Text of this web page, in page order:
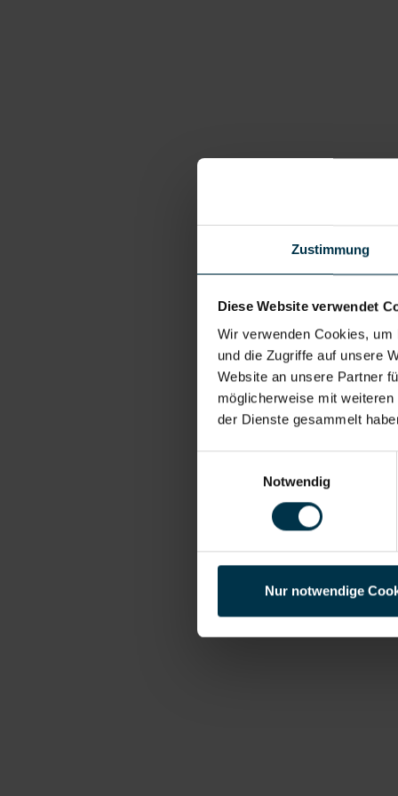
Zustimmung
Diese Website verwendet
Wir verwenden Cookies,
und die Zugriffe auf unsere
Website an unsere Partner
möglicherweise mit
der Dienste gesammelt
Notwendig
Nur notwendige